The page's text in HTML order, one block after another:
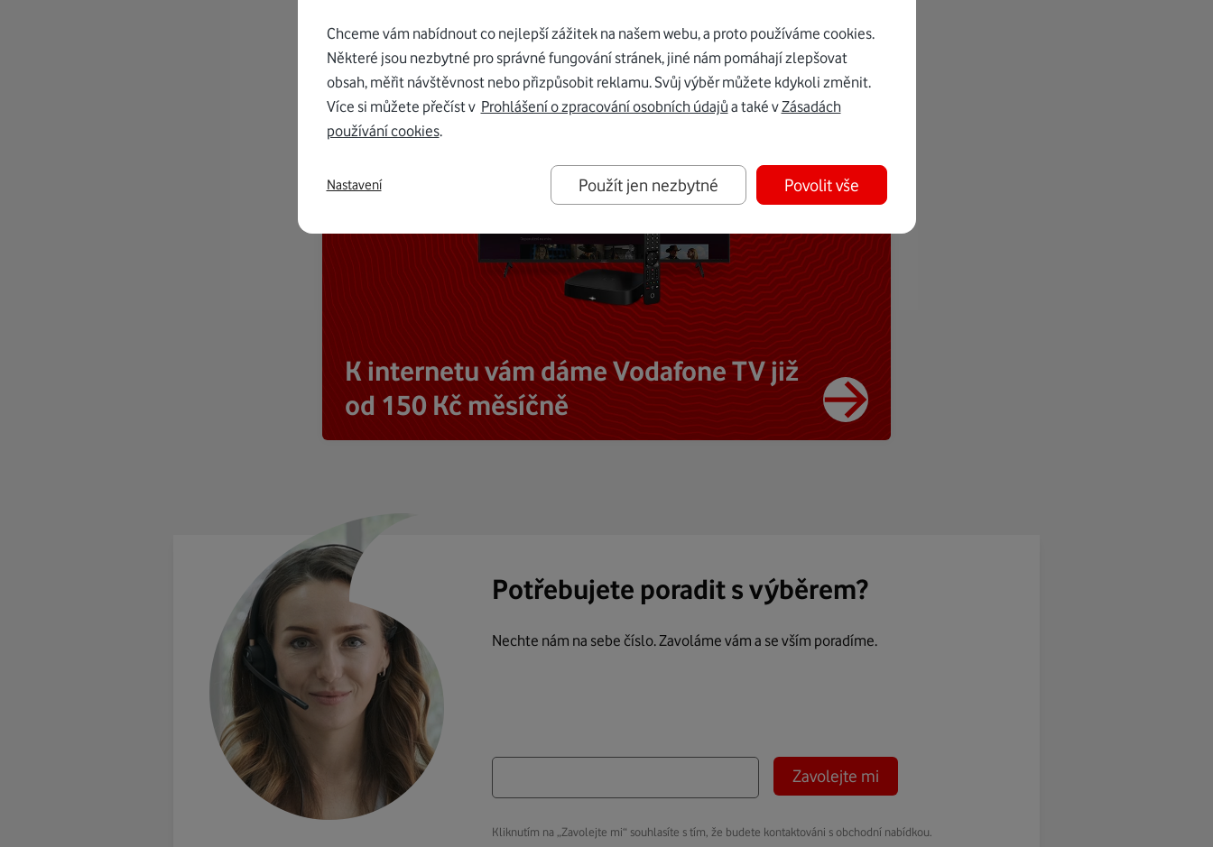
K internetu vám dáme Vodafone TV již
od 150 Kč měsíčně
Potřebujete poradit s výběrem?
Nechte nám na sebe číslo. Zavoláme vám a se vším poradíme.
Zavolejte mi
Kliknutím na „Zavolejte mi“ souhlasíte s tím, že budete kontaktováni s obchodní nabídkou.
Chceme vám nabídnout co nejlepší zážitek na našem webu, a proto používáme cookies.
Některé jsou nezbytné pro správné fungování stránek, jiné nám pomáhají zlepšovat
obsah, měřit návštěvnost nebo přizpůsobit reklamu. Svůj výběr můžete kdykoli změnit.
Více si můžete přečíst v Prohlášení o zpracování osobních údajů a také vZásadách
používání cookies.
Použít jen nezbytné Povolit vše
Nastavení